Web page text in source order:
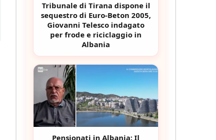
Tribunale di Tirana dispone il
sequestro di Euro-Beton 2005,
Giovanni Telesco indagato
per frode e riciclaggio in
Albania
Pensionati in Albania: Il